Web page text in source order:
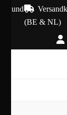
und
(BE & NL)